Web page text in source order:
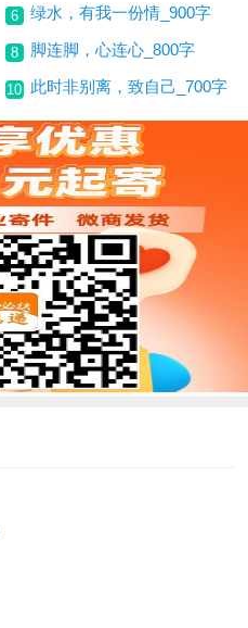
6 绿水，有我一份情_900字
8 脚连脚，心连心_800字
10 此时非别离，致自己_700字